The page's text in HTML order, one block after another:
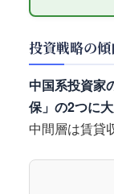
投資戦略の
中国系投資家
保」の2つに
中間層は賃貸